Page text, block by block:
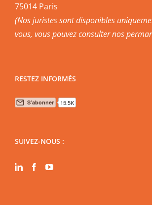
75014 Paris
(Nos juristes sont disponibles
vous, vous pouvezconsulter nos
RESTEZ INFORMÉS
SUIVEZ-NOUS :